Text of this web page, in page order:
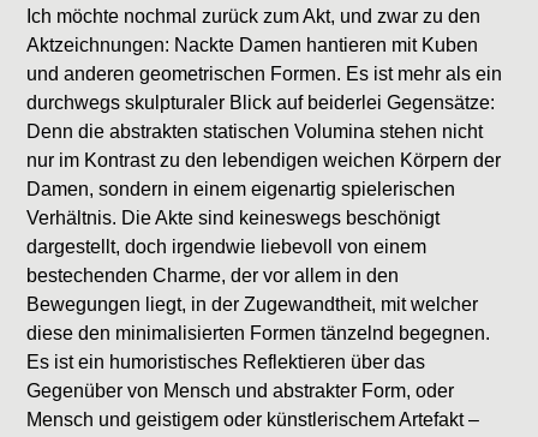
Ich möchte nochmal zurück zum Akt, und zwar zu den
Aktzeichnungen: Nackte Damen hantieren mit Kuben
und anderen geometrischen Formen. Es ist mehr als ein
durchwegs skulpturaler Blick auf beiderlei Gegensätze:
Denn die abstrakten statischen Volumina stehen nicht
nur im Kontrast zu den lebendigen weichen Körpern der
Damen, sondern in einem eigenartig spielerischen
Verhältnis. Die Akte sind keineswegs beschönigt
dargestellt, doch irgendwie liebevoll von einem
bestechenden Charme, der vor allem in den
Bewegungen liegt, in der Zugewandtheit, mit welcher
diese den minimalisierten Formen tänzelnd begegnen.
Es ist ein humoristisches Reflektieren über das
Gegenüber von Mensch und abstrakter Form, oder
Mensch und geistigem oder künstlerischem Artefakt –